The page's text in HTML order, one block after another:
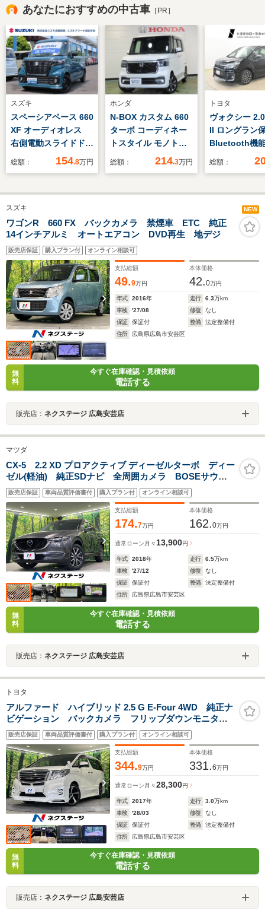
あなたにおすすめの中古車 ［PR］
スズキ
スペーシアベース 660
XF オーディオレス
右側電動スライドド
ア ACC LEDヘッ
メラ オーバーヘッド
シェルフ USB充電
ソケット シートヒー
ター(運転席・助手
席) ルーフレール
総額： 154.8万円
ホンダ
N-BOX カスタム 660
ターボ コーディネー
トスタイル モノトー
総額： 214.3万円
トヨタ
ヴォクシー
II ロングラ
Bluetooth機
車 スマート
ジTV リア
ン VSC
生 CD再生
総額：
スズキ NEW
ワゴンR 660 FX バックカメラ 禁煙車 ETC 純正
14インチアルミ オートエアコン DVD再生 地デジ
販売店保証 購入プラン付 オンライン相談可
支払総額
49.9万円
本体価格
42.0万円
年式 2016年 走行 6.3万km
車検
'27/08 修復
なし
保証
保証付 整備
法定整備付
住所
広島県広島市安芸区
無
料
今すぐ在庫確認・見積依頼
電話する
販売店： ネクステージ 広島安芸店
マツダ
CX-5 2.2 XD プロアクティブ ディーゼルターボ ディー
ゼル(軽油) 純正SDナビ 全周囲カメラ BOSEサウン
ド 衝突被害軽減システム レーダークルーズ 禁煙
車 電動リアゲート パワーシート スマートキー
LEDヘッド ETC
販売店保証 車両品質評価書付 購入プラン付 オンライン相談可
支払総額
174.7万円
本体価格
162.0万円
通常ローン 月々 13,900円
年式 2018年 走行 6.5万km
車検
'27/12 修復
なし
保証
保証付 整備
法定整備付
住所
広島県広島市安芸区
無
料
今すぐ在庫確認・見積依頼
電話する
販売店： ネクステージ 広島安芸店
トヨタ
アルファード ハイブリッド 2.5 G E-Four 4WD 純正ナ
ビゲーション バックカメラ フリップダウンモニタ
ー TRDエアロ ドライブレコーダー クルーズコント
ロール サンルーフ LEDヘッドライト モデリスタア
ルミホイール
販売店保証 車両品質評価書付 購入プラン付 オンライン相談可
支払総額
344.9万円
本体価格
331.6万円
通常ローン 月々28,300円
年式 2017年 走行 3.0万km
車検
'28/03 修復
なし
保証
保証付 整備
法定整備付
住所
広島県広島市安芸区
無
料
今すぐ在庫確認・見積依頼
電話する
販売店： ネクステージ 広島安芸店